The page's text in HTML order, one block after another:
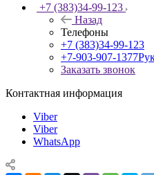
+7 (383)34-99-123
Назад
Телефоны
+7 (383)34-99-123
+7-903-907-1377
Заказать звонок
Контактная информация
Viber
Viber
WhatsApp